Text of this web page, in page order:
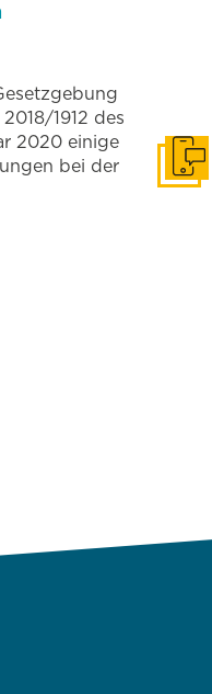
1912 des
2020 einige
bei der
In